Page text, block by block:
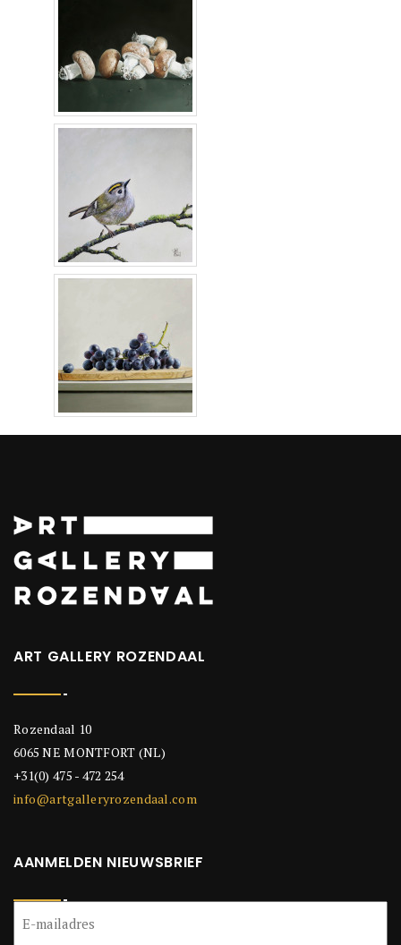
ART GALLERY ROZENDAAL
Rozendaal 10
6065 NE MONTFORT (NL)
+31(0) 475 - 472 254
info@artgalleryrozendaal.com
AANMELDEN NIEUWSBRIEF
mailadres